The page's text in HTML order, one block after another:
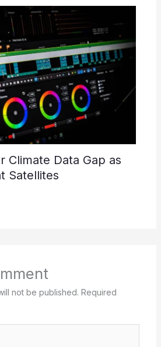
Climate Data Gap as
Satellites
not be published. Required